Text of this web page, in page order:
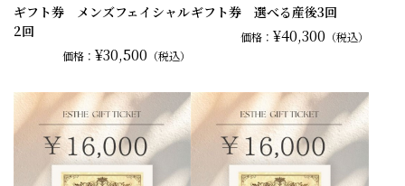
ギフト券 メンズフェイシャル
2回
価格：¥30,500 （税込）
ギフト券 選べる産後3回
価格： ¥40,300 （税込）